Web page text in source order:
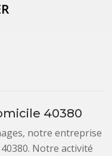
40380
notre entreprise
Notre activité